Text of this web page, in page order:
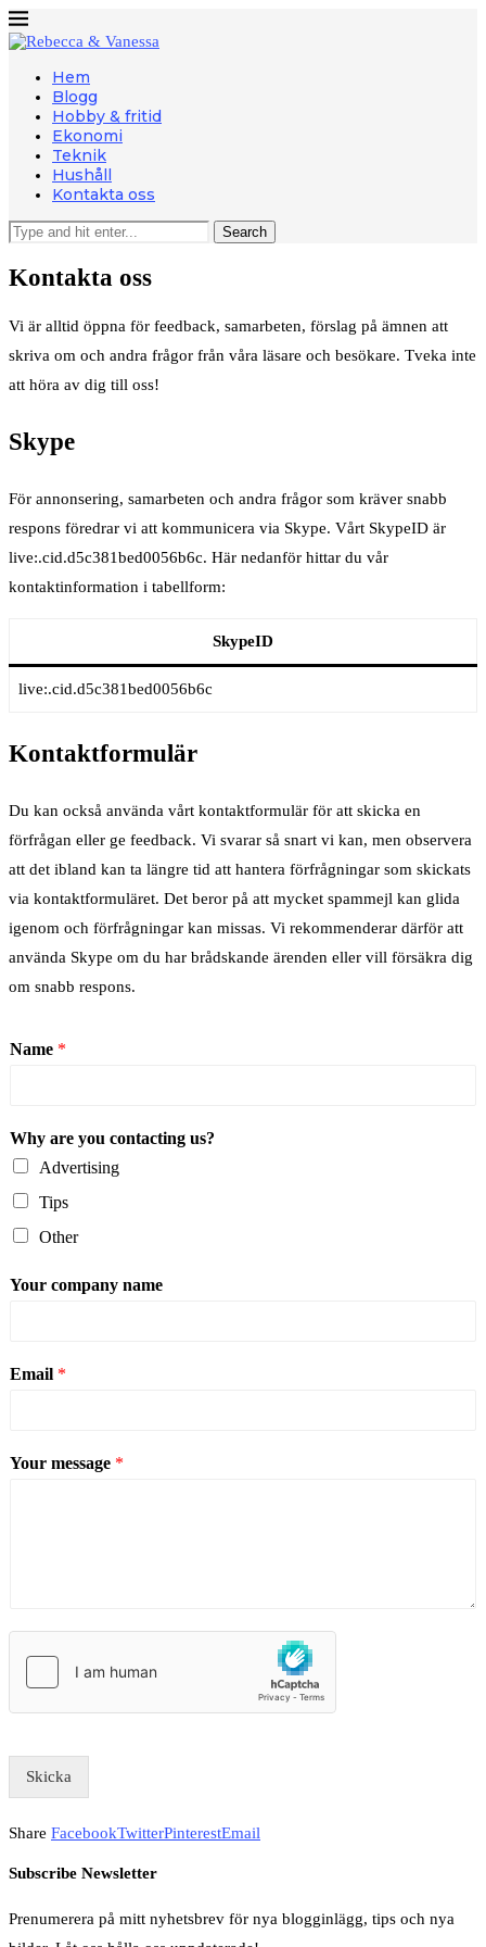
Hem
Blogg
Hobby & fritid
Ekonomi
Teknik
Hushåll
Kontakta oss
Kontakta oss
Vi är alltid öppna för feedback, samarbeten, förslag på ämnen att
skriva om och andra frågor från våra läsare och besökare. Tveka inte
att höra av dig till oss!
Skype
För annonsering, samarbeten och andra frågor som kräver snabb
respons föredrar vi att kommunicera via Skype. Vårt SkypeID är
live:.cid.d5c381bed0056b6c. Här nedanför hittar du vår
kontaktinformation i tabellform:
SkypeID
live:.cid.d5c381bed0056b6c
Kontaktformulär
Du kan också använda vårt kontaktformulär för att skicka en
förfrågan eller ge feedback. Vi svarar så snart vi kan, men observera
att det ibland kan ta längre tid att hantera förfrågningar som skickats
via kontaktformuläret. Det beror på att mycket spammejl kan glida
igenom och förfrågningar kan missas. Vi rekommenderar därför att
använda Skype om du har brådskande ärenden eller vill försäkra dig
om snabb respons.
Name *
Why are you contacting us?
Advertising
Tips
Other
Your company name
Email *
Your message *
Skicka
Share FacebookTwitterPinterestEmail
Subscribe Newsletter
Prenumerera på mitt nyhetsbrev för nya blogginlägg, tips och nya